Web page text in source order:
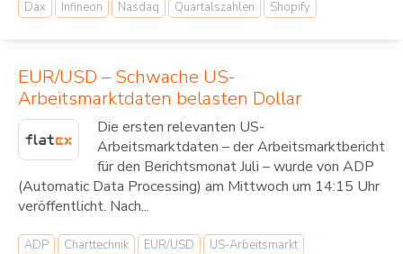
Dax Infineon Nasdaq Quartalszahlen Shopify
EUR/USD – Schwache US-
Arbeitsmarktdaten belasten Dollar
Die ersten relevanten US-
Arbeitsmarktdaten – der Arbeitsmarktbericht
für den Berichtsmonat Juli – wurde von ADP
(Automatic Data Processing) am Mittwoch um 14:15 Uhr
veröffentlicht. Nach...
ADP Charttechnik EUR/USD
US-Arbeitsmarkt